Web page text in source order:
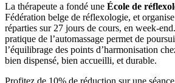
La thérapeute a fondé une École de
Fédération belge de réflexologie, et
réparties sur 27 jours de cours, en week-
pratique de l’automassage permet de
l’équilibrage des points d’harmonisation
bien dispensé, bien accueilli, et durable.
Profitez de 10% de réduction sur une